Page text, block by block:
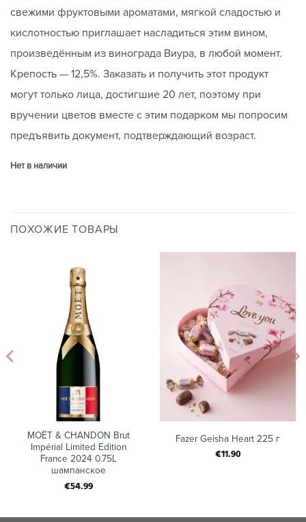
свежими фруктовыми ароматами, мягкой сладостью и
кислотностью приглашает насладиться этим вином,
произведённым из винограда Виура, в любой момент.
Крепость — 12,5%. Заказать и получить этот продукт
могут только лица, достигшие 20 лет, поэтому при
вручении цветов вместе с этим подарком мы попросим
предъявить документ, подтверждающий возраст.
Нет в наличии
ПОХОЖИЕ ТОВАРЫ
MOËT & CHANDON Brut
Impérial Limited Edition
France 2024 0.75L
шампанское
€54.99
Fazer Geisha Heart 225 г
€11.90